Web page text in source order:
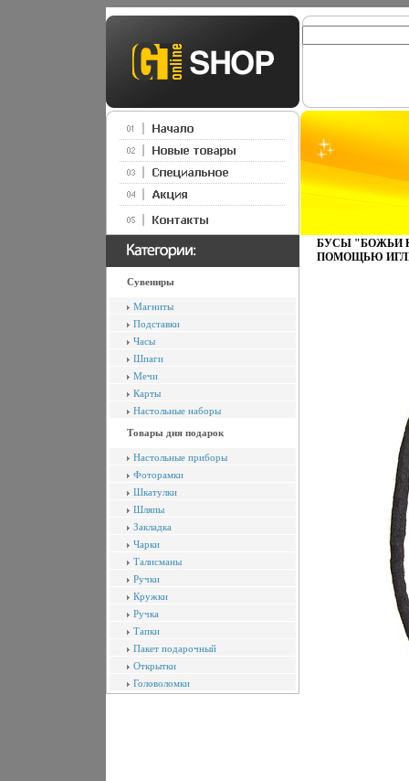
Сувениры
Магниты
Подставки
Часы
Шпаги
Мечи
Карты
Настольные наборы
Товары дня подарок
Настольные приборы
Фоторамки
Шкатулки
Шляпы
Закладка
Чарки
Талисманы
Ручки
Кружки
Ручка
Тапки
Пакет подарочный
Открытки
Головоломки
БУСЫ "БОЖЬИ
ПОМОЩЬЮ